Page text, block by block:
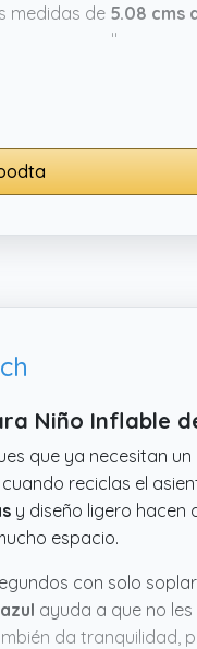
medidas de 5.08 cms
aunque no lleva
comodidad. No es
Niño Inflable
que ya necesitan
reciclas el
y diseño ligero hacen
espacio.
con solo
ayuda a que no
da tranquilidad,